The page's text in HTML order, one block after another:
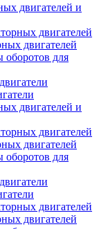
двигателей и
двигателей
двигателей
оборотов для
двигателей и
двигателей
двигателей
оборотов для
двигателей
двигателей